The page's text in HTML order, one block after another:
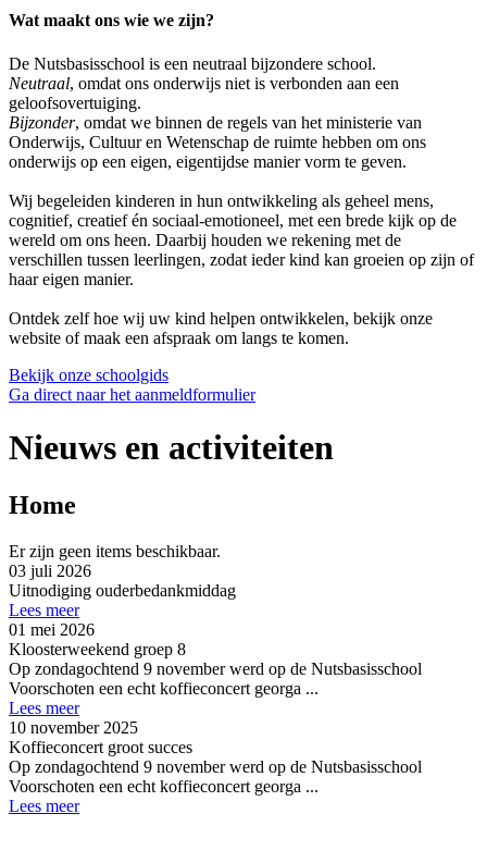
Wat maakt ons wie we zijn?
De Nutsbasisschool is een neutraal bijzondere school.
Neutraal, omdat ons onderwijs niet is verbonden aan een
geloofsovertuiging.
Bijzonder, omdat we binnen de regels van het ministerie van
Onderwijs, Cultuur en Wetenschap de ruimte hebben om ons
onderwijs op een eigen, eigentijdse manier vorm te geven.
Wij begeleiden kinderen in hun ontwikkeling als geheel mens,
cognitief, creatief én sociaal-emotioneel, met een brede kijk op de
wereld om ons heen. Daarbij houden we rekening met de
verschillen tussen leerlingen, zodat ieder kind kan groeien op zijn of
haar eigen manier.
Ontdek zelf hoe wij uw kind helpen ontwikkelen, bekijk onze
website of maak een afspraak om langs te komen.
Bekijk onze schoolgids
Ga direct naar het aanmeldformulier
Nieuws en activiteiten
Home
Er zijn geen items beschikbaar.
03 juli 2026
Uitnodiging ouderbedankmiddag
Lees meer
01 mei 2026
Kloosterweekend groep 8
Op zondagochtend 9 november werd op de Nutsbasisschool
Voorschoten een echt koffieconcert georga ...
Lees meer
10 november 2025
Koffieconcert groot succes
Op zondagochtend 9 november werd op de Nutsbasisschool
Voorschoten een echt koffieconcert georga ...
Lees meer